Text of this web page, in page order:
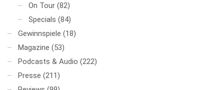
On Tour (82)
Specials (84)
Gewinnspiele (18)
Magazine (53)
Podcasts & Audio (222)
Presse (211)